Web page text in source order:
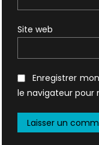
Site web
Enregistrer
le navigateur pour